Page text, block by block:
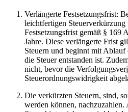
Verlängerte Festsetzungsfrist:
leichtfertigen Steuerverkürzung
Festsetzungsfrist gemäß § 169
Jahre. Diese verlängerte Frist
Steuern und beginnt mit Ablauf
die Steuer entstanden ist.
nicht, bevor die
Steuerordnungswidrigkeit
Die verkürzten Steuern, sind,
werden können, nachzuzahlen.